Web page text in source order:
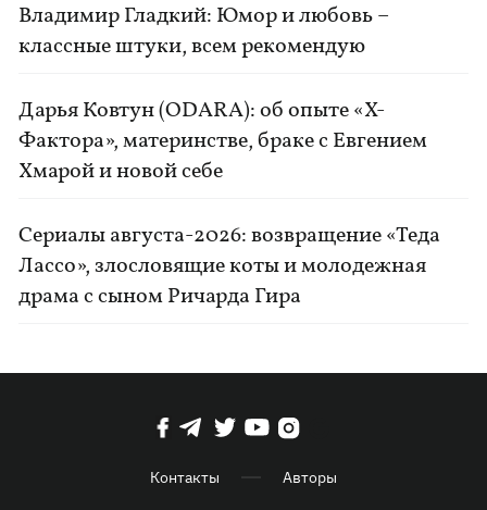
Владимир Гладкий: Юмор и любовь –
классные штуки, всем рекомендую
Дарья Ковтун (ODARA): об опыте «Х-
Фактора», материнстве, браке с Евгением
Хмарой и новой себе
Сериалы августа-2026: возвращение «Теда
Лассо», злословящие коты и молодежная
драма с сыном Ричарда Гира
Контакты Авторы